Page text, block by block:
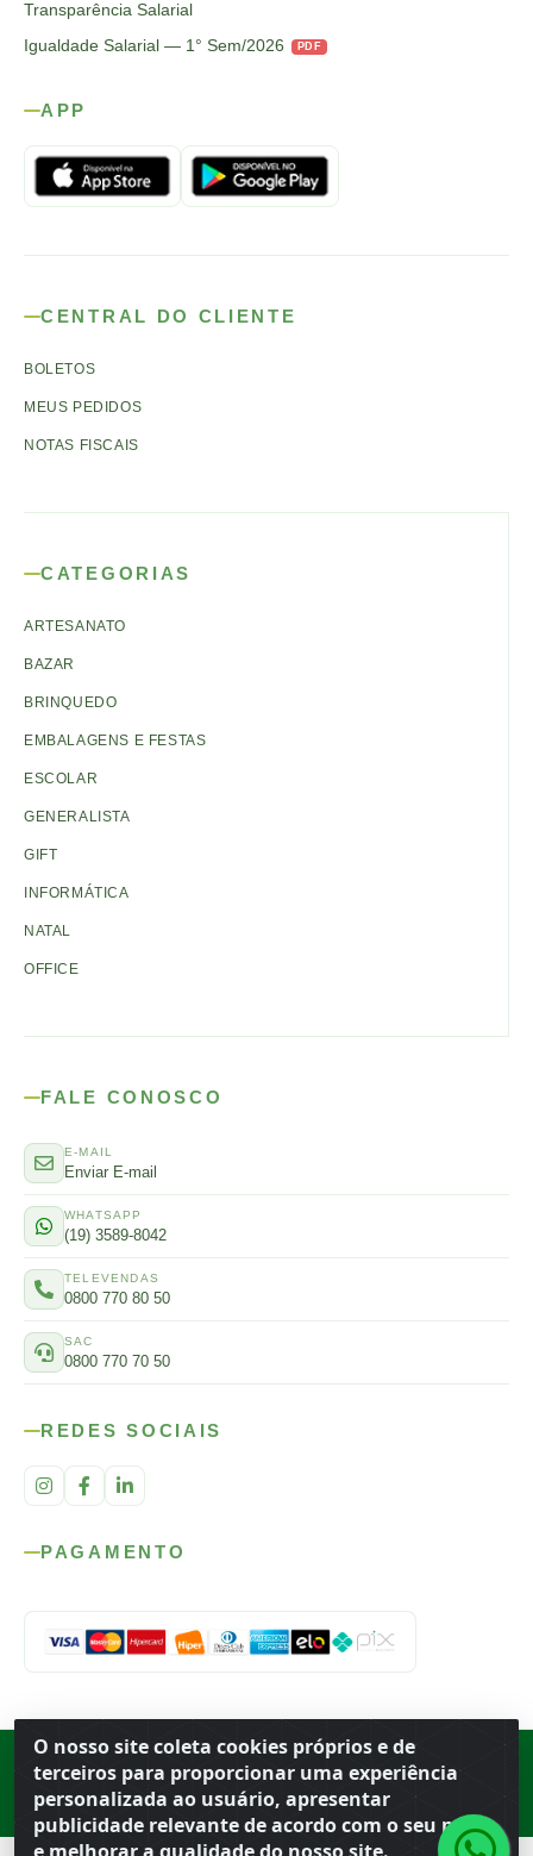
O nosso site coleta cookies próprios e de
terceiros para proporcionar uma experiência
personalizada ao usuário, apresentar
publicidade relevante de acordo com o seu perfil
Transparência Salarial
Igualdade Salarial — 1° Sem/2026
PDF
APP
CENTRAL DO CLIENTE
BOLETOS
MEUS PEDIDOS
NOTAS FISCAIS
CATEGORIAS
ARTESANATO
BAZAR
BRINQUEDO
EMBALAGENS E FESTAS
ESCOLAR
GENERALISTA
GIFT
INFORMÁTICA
NATAL
OFFICE
FALE CONOSCO
E-MAIL
Enviar E-mail
WHATSAPP
(19) 3589-8042
TELEVENDAS
0800 770 80 50
SAC
0800 770 70 50
REDES SOCIAIS
PAGAMENTO
Rod. SP-215, s/n, km 98 — Área Rural Porto Ferreira ·BR
· CEP
· CNPJ 56.679.863/0001-91
© 2026 Atacado Ideal